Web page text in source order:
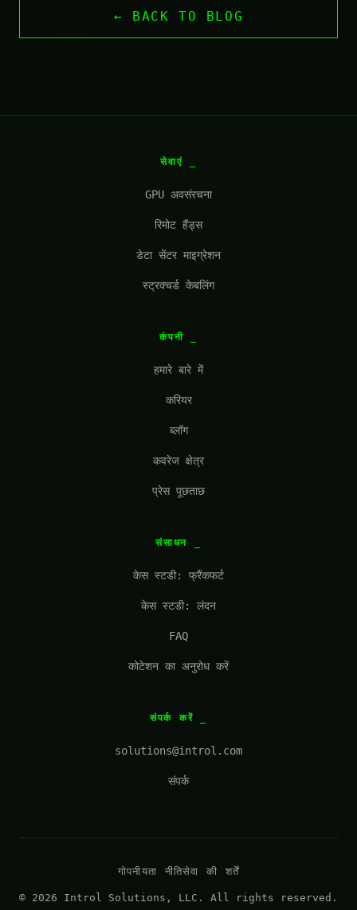
← BACK TO BLOG
सेवाएं
GPU अवसंरचना
रिमोट हैंड्स
डेटा सेंटर माइग्रेशन
स्ट्रक्चर्ड केबलिंग
कंपनी
हमारे बारे में
करियर
ब्लॉग
कवरेज क्षेत्र
प्रेस पूछताछ
संसाधन
केस स्टडी: फ्रैंकफर्ट
केस स्टडी: लंदन
FAQ
कोटेशन का अनुरोध करें
संपर्क करें
solutions@introl.com
संपर्क
गोपनीयता नीतिसेवा की शर्तें
© 2026 Introl Solutions, LLC. All rights reserved.